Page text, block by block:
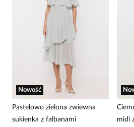
Nowość
Pastelowo zielona zwiewna
sukienka z falbanami
midi